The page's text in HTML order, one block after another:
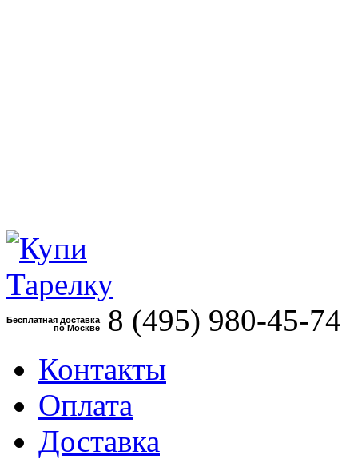
Бесплатная доставка
по Москве
8 (495) 980-45-74
Контакты
Оплата
Доставка